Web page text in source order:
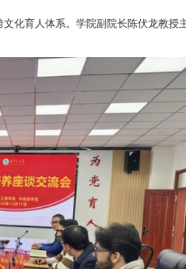
优化跨文化育人体系。学院副院